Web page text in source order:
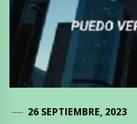
26 SEPTIEMBRE, 2023